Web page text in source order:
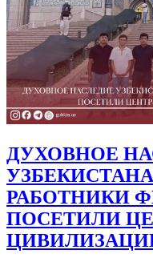
ДУХОВНОЕ
РАБОТНИКИ
ПОСЕТИЛИ